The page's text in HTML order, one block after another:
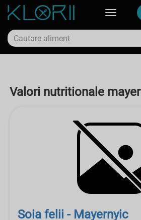
Toggle
Valori nutritionale mayer
Soia felii - Mayernyic